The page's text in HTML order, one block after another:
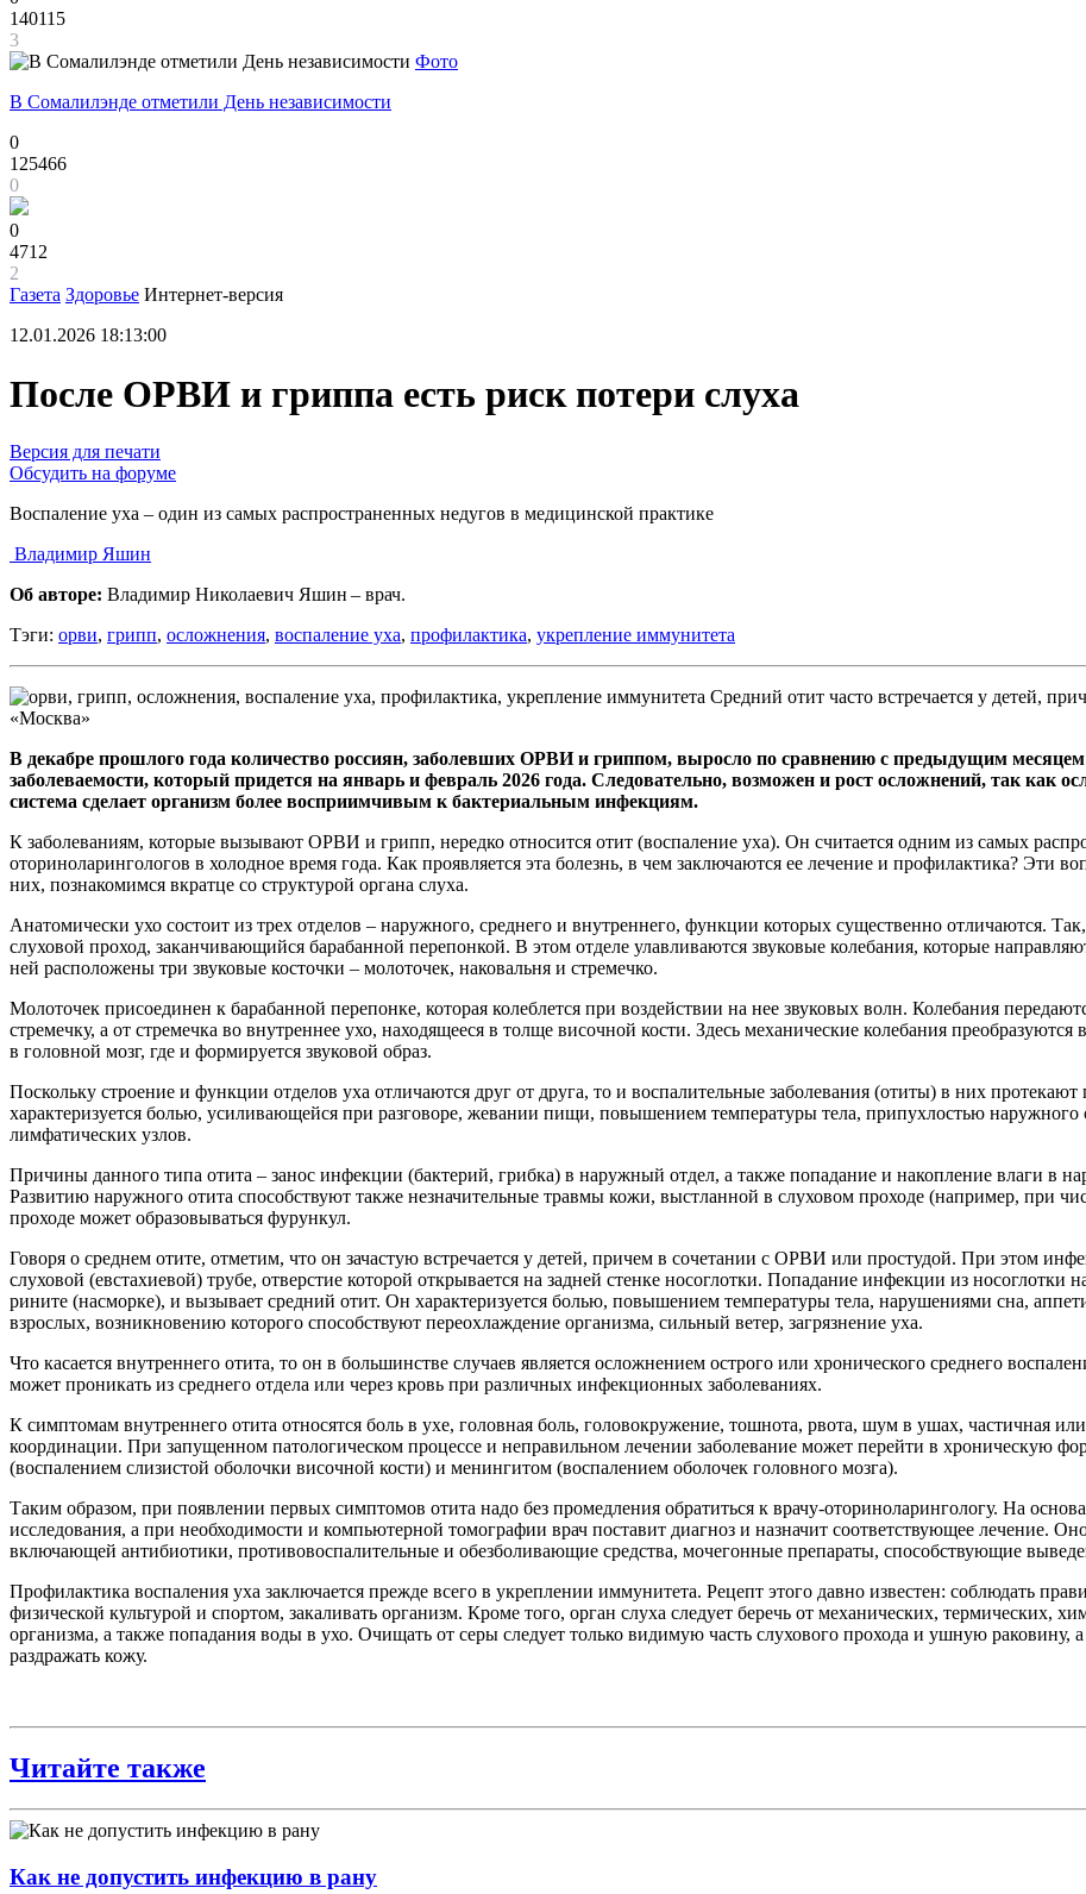
140115
3
Фото
В Сомалилэнде отметили День независимости
0
125466
0
0
4712
2
Газета Здоровье Интернет-версия
12.01.2026 18:13:00
После ОРВИ и гриппа есть риск потери слуха
Версия для печати
Обсудить на форуме
Воспаление уха – один из самых распространенных недугов в медицинской практике
Владимир Яшин
Об авторе: Владимир Николаевич Яшин – врач.
Тэги: орви, грипп, осложнения, воспаление уха, профилактика, укрепление иммунитета
Средний отит часто встречается у детей,
«Москва»
В декабре прошлого года количество россиян, заболевших ОРВИ и гриппом, выросло по сравнению с предыдущим
заболеваемости, который придется на январь и февраль 2026 года. Следовательно, возможен и рост осложнений, так
система сделает организм более восприимчивым к бактериальным инфекциям.
К заболеваниям, которые вызывают ОРВИ и грипп, нередко относится отит (воспаление уха). Он считается одним из самых
оториноларингологов в холодное время года. Как проявляется эта болезнь, в чем заключаются ее лечение и профилактика? Эти
них, познакомимся вкратце со структурой органа слуха.
Анатомически ухо состоит из трех отделов – наружного, среднего и внутреннего, функции которых существенно отличаются.
слуховой проход, заканчивающийся барабанной перепонкой. В этом отделе улавливаются звуковые колебания, которые
ней расположены три звуковые косточки – молоточек, наковальня и стремечко.
Молоточек присоединен к барабанной перепонке, которая колеблется при воздействии на нее звуковых волн. Колебания
стремечку, а от стремечка во внутреннее ухо, находящееся в толще височной кости. Здесь механические колебания
в головной мозг, где и формируется звуковой образ.
Поскольку строение и функции отделов уха отличаются друг от друга, то и воспалительные заболевания (отиты) в них
характеризуется болью, усиливающейся при разговоре, жевании пищи, повышением температуры тела, припухлостью
лимфатических узлов.
Причины данного типа отита – занос инфекции (бактерий, грибка) в наружный отдел, а также попадание и накопление влаги в
Развитию наружного отита способствуют также незначительные травмы кожи, выстланной в слуховом проходе (например, при
проходе может образовываться фурункул.
Говоря о среднем отите, отметим, что он зачастую встречается у детей, причем в сочетании с ОРВИ или простудой. При этом
слуховой (евстахиевой) трубе, отверстие которой открывается на задней стенке носоглотки. Попадание инфекции из носоглотки
рините (насморке), и вызывает средний отит. Он характеризуется болью, повышением температуры тела, нарушениями сна,
взрослых, возникновению которого способствуют переохлаждение организма, сильный ветер, загрязнение уха.
Что касается внутреннего отита, то он в большинстве случаев является осложнением острого или хронического среднего
может проникать из среднего отдела или через кровь при различных инфекционных заболеваниях.
К симптомам внутреннего отита относятся боль в ухе, головная боль, головокружение, тошнота, рвота, шум в ушах, частичная
координации. При запущенном патологическом процессе и неправильном лечении заболевание может перейти в хроническую
(воспалением слизистой оболочки височной кости) и менингитом (воспалением оболочек головного мозга).
Таким образом, при появлении первых симптомов отита надо без промедления обратиться к врачу-оториноларингологу. На
исследования, а при необходимости и компьютерной томографии врач поставит диагноз и назначит соответствующее лечение.
включающей антибиотики, противовоспалительные и обезболивающие средства, мочегонные препараты, способствующие
Профилактика воспаления уха заключается прежде всего в укреплении иммунитета. Рецепт этого давно известен: соблюдать
физической культурой и спортом, закаливать организм. Кроме того, орган слуха следует беречь от механических, термических,
организма, а также попадания воды в ухо. Очищать от серы следует только видимую часть слухового прохода и ушную раковину,
раздражать кожу.
Читайте также
Как не допустить инфекцию в рану